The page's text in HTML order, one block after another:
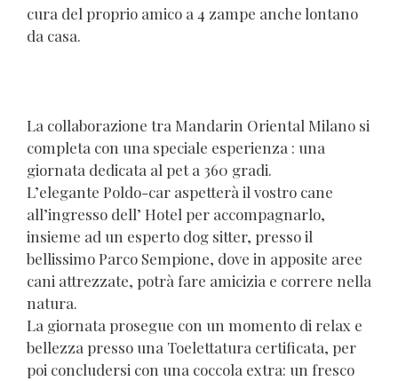
cura del proprio amico a 4 zampe anche lontano
da casa.
La collaborazione tra Mandarin Oriental Milano si
completa con una speciale esperienza : una
giornata dedicata al pet a 360 gradi.
L’elegante Poldo-car aspetterà il vostro cane
all’ingresso dell’ Hotel per accompagnarlo,
insieme ad un esperto dog sitter, presso il
bellissimo Parco Sempione, dove in apposite aree
cani attrezzate, potrà fare amicizia e correre nella
natura.
La giornata prosegue con un momento di relax e
bellezza presso una Toelettatura certificata, per
poi concludersi con una coccola extra: un fresco